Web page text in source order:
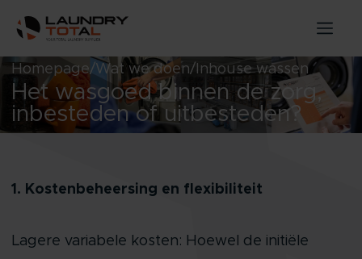
Homepage Wat we doen Inhouse wassen
Het wasgoed binnen de zorg,
inbesteden of uitbesteden?
1. Kostenbeheersing en flexibiliteit
Lagere variabele kosten: Hoewel de initiële